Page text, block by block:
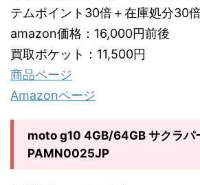
テムポイント30倍＋在庫処分30
amazon価格：16,000円前後
買取ポケット：11,500円
商品ページ
Amazonページ
moto g10 4GB/64GB サクラ
PAMN0025JP